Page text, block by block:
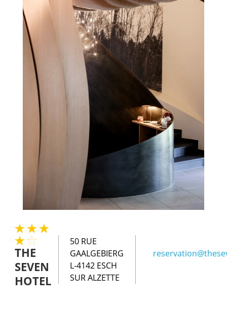
THE
SEVEN
HOTEL
50 RUE
GAALGEBIERG
L-4142 ESCH
SUR ALZETTE